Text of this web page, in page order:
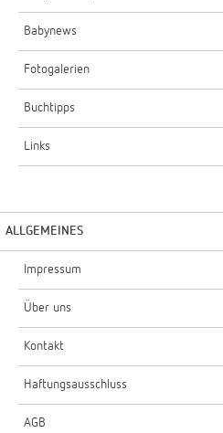
Babynews
Fotogalerien
Buchtipps
Links
ALLGEMEINES
Impressum
Über uns
Kontakt
Haftungsausschluss
AGB